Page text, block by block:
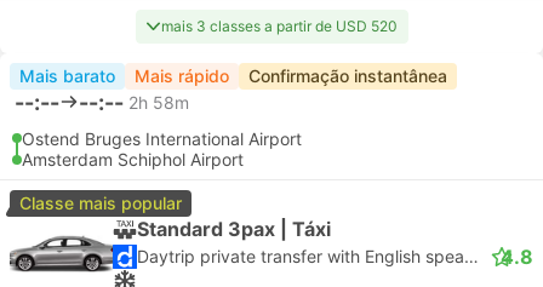
mais 3 classes a partir de USD 520
Mais barato Mais rápido Confirmação instantânea
--:-- --:-- 2h 58m
Ostend Bruges International Airport
Amsterdam Schiphol Airport
Classe mais popular
Standard 3pax | Táxi
Daytrip private transfer with English speaking driver 4.8